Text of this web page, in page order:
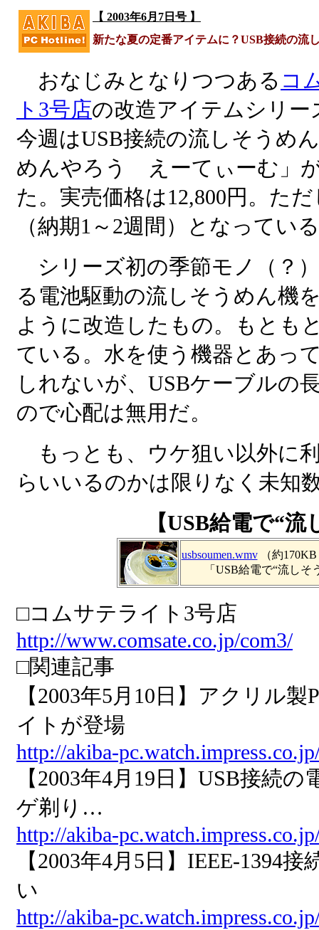
【 2003年6月7日号 】
新たな夏の定番アイテムに？USB接続の流
おなじみとなりつつある コ
ト3号店の改造アイテムシリー
今週はUSB接続の流しそうめ
めんやろう えーてぃーむ」
た。実売価格は12,800円。た
（納期1～2週間）となってい
シリーズ初の季節モノ（？
る電池駆動の流しそうめん機
ように改造したもの。もとも
ている。水を使う機器とあっ
しれないが、USBケーブルの
ので心配は無用だ。
もっとも、ウケ狙い以外に
らいいるのかは限りなく未知
【USB給電で“
usbsoumen.wmv（約170KB
「USB給電で“流しそ
□コムサテライト3号店
http://www.comsate.co.jp/com3/
□関連記事
【2003年5月10日】アクリル
イトが登場
http://akiba-
【2003年4月19日】USB接続
ゲ剃り…
http://akiba-
【2003年4月5日】IEEE-1394
い
http://akiba-